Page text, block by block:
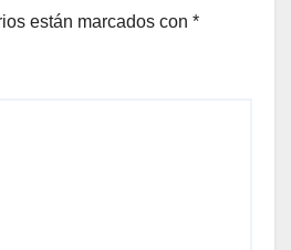
están marcados con *